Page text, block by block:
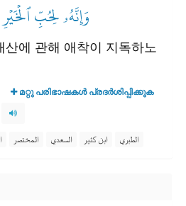
وَإِنَّهُۥ لِحُبِّ
산에 관해 애착이 지독하노
മറ്റു പരിഭാഷകൾ പ്രദർശിപ്പിക്കുക
المختصر السعدي ابن كثير الطبري